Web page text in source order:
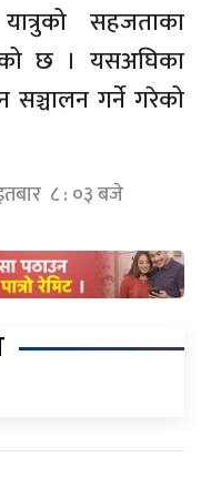
सहजताका
छ । यसअघिका
सञ्चालन गर्ने गरेको
८ : ०३ बजे